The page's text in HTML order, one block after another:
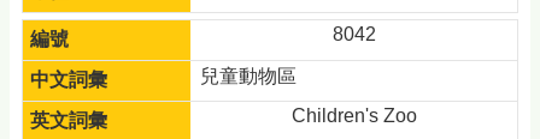
8042
兒童動物區
Children's Zoo